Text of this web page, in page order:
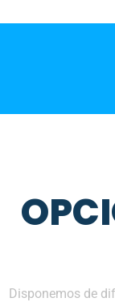
Disponemos de